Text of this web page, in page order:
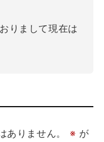
りまして現在は
ありません。 ※ が